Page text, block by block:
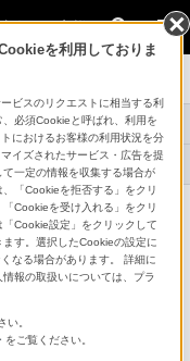
人のお客様
商品 事例紹介
応メニュ
サポート・お問い合
わせ
詳細メニュー
を利用しておりま
ビスのリクエストに相当する利
必須Cookieと呼ばれ、利用を
におけるお客様の利用状況を分
イズされたサービス・広告を提
一定の情報を収集する場合が
「Cookieを拒否する」をクリ
Cookieを受け入れる」をクリ
Cookie設定」をクリックして
す。選択したCookieの設定に
なる場合があります。 詳細に
報の取扱いについては、プラ
い。
をご覧ください。